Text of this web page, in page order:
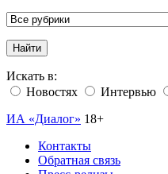
Найти
Искать в:
Новостях
Интервью
ИА «Диалог» 18+
Контакты
Обратная связь